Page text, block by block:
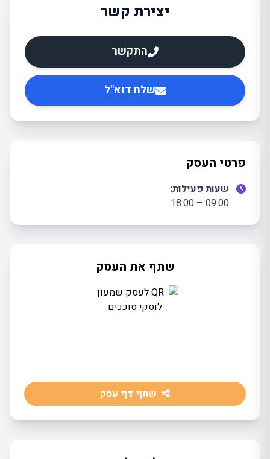
יצירת קשר
התקשר
שלח דוא"ל
פרטי העסק
שעות פעילות:
09:00 – 18:00
שתף את העסק
שתף דף עסק